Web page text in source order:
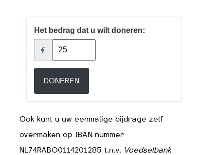
Het bedrag dat u wilt doneren:
€
DONEREN
Ook kunt u uw eenmalige bijdrage zelf
overmaken op IBAN nummer
NL74RABO0114201285 t.n.v. Voedselbank